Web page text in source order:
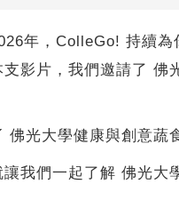
年，ColleGo! 持續為
支影片，我們邀請了 佛
佛光大學健康與創意蔬
讓我們一起了解 佛光大